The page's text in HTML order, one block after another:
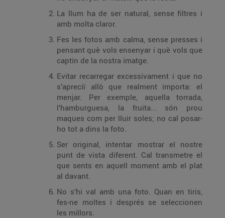
La llum ha de ser natural, sense filtres i
amb molta claror.
Fes les fotos amb calma, sense presses i
pensant què vols ensenyar i què vols que
captin de la nostra imatge.
Evitar recarregar excessivament i que no
s’apreciï allò que realment importa: el
menjar. Per exemple, aquella torrada,
l’hamburguesa, la fruita... són prou
maques com per lluir soles; no cal posar-
ho tot a dins la foto.
Ser original, intentar mostrar el nostre
punt de vista diferent. Cal transmetre el
que sents en aquell moment amb el plat
al davant.
No s’hi val amb una foto. Quan en tiris,
fes-ne moltes i després se seleccionen
les millors.